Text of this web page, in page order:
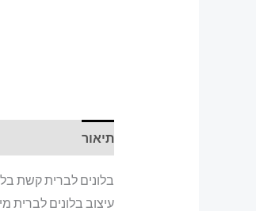
תיאור
בלונים לברית קשת
עיצוב בלונים לברית